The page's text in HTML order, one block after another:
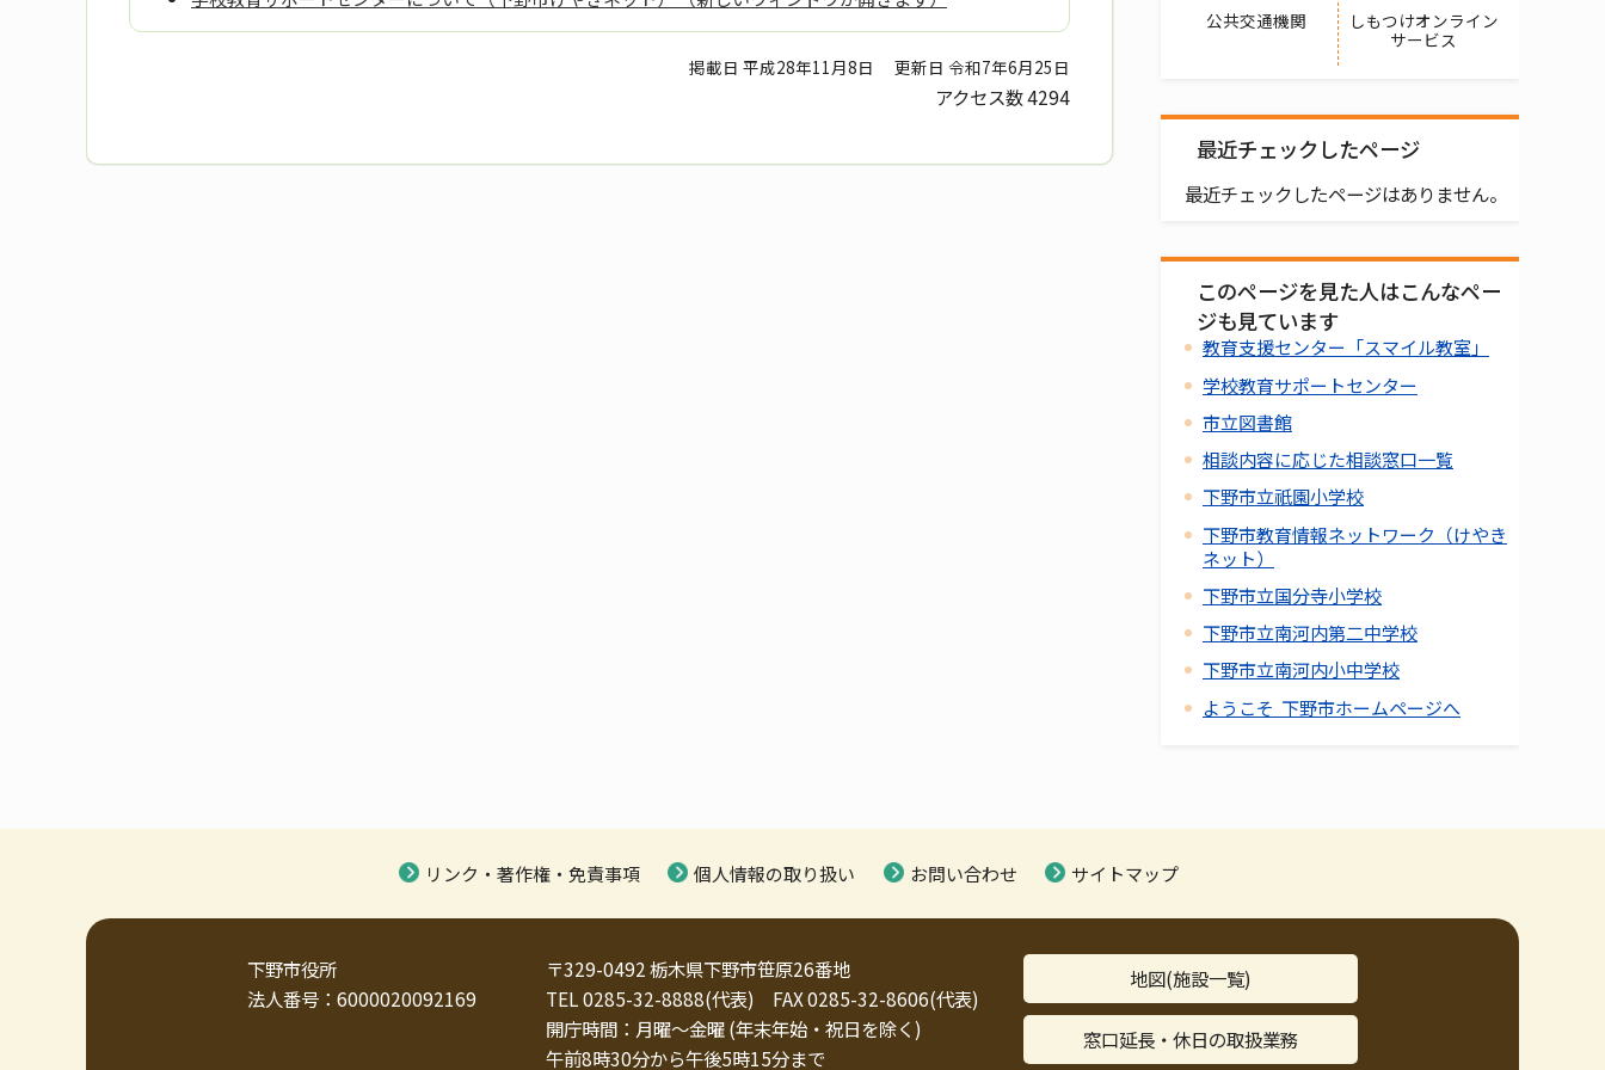
掲載日 平成28年11月8日 更新日 令和7年6月25日
アクセス数4294
公共交通機関
しもつけオンライン
サービス
最近チェックしたページ
最近チェックしたページはありません。
このページを見た人はこんなペー
ジも見ています
教育支援センター「スマイル教室」
学校教育サポートセンター
市立図書館
相談内容に応じた相談窓口一覧
下野市立祇園小学校
下野市教育情報ネットワーク（けやき
ネット）
下野市立国分寺小学校
下野市立南河内第二中学校
下野市立南河内小中学校
ようこそ 下野市ホームページへ
リンク・著作権・免責事項 個人情報の取り扱い お問い合わせ サイトマップ
下野市役所
法人番号：6000020092169
〒329-0492 栃木県下野市笹原26番地
TEL 0285-32-8888(代表) FAX 0285-32-8606(代表)
開庁時間：月曜～金曜 (年末年始・祝日を除く)
午前8時30分から午後5時15分まで
地図(施設一覧)
窓口延長・休日の取扱業務